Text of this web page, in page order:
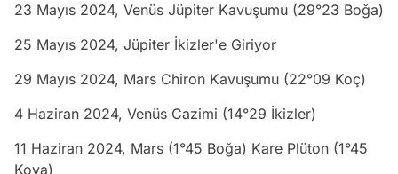
23 Mayıs 2024, Venüs Jüpiter Kavuşumu (29°23 Boğa)
25 Mayıs 2024, Jüpiter İkizler'e Giriyor
29 Mayıs 2024, Mars Chiron Kavuşumu (22°09 Koç)
4 Haziran 2024, Venüs Cazimi (14°29 İkizler)
11 Haziran 2024, Mars (1°45 Boğa) Kare Plüton (1°45
Kova)